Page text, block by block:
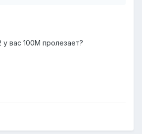
вас 100М пролезает?